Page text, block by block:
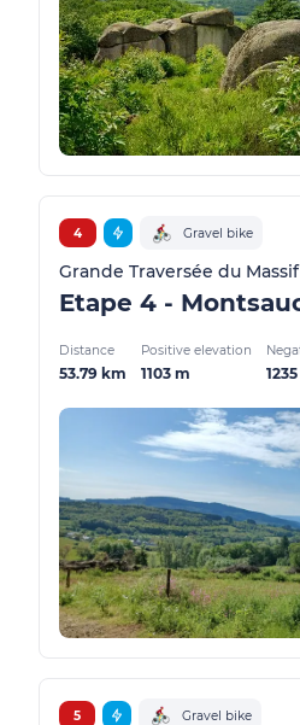
4 Gravel bike
Grande Traversée du
Distance
53.79 km
Positive elevation
1103 m
5 Gravel bike